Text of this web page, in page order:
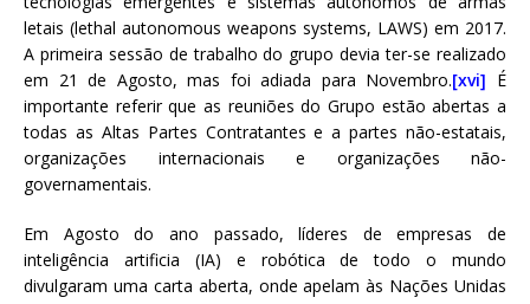
letais (lethal autonomous weapons systems, LAWS) em 2017.
A primeira sessão de trabalho do grupo devia ter-se realizado
em 21 de Agosto, mas foi adiada para Novembro.[xvi] É
importante referir que as reuniões do Grupo estão abertas a
todas as Altas Partes Contratantes e a partes não-estatais,
organizações internacionais e organizações não-
governamentais.
Em Agosto do ano passado, líderes de empresas de
inteligência artificia (IA) e robótica de todo o mundo
divulgaram uma carta aberta, onde apelam às Nações Unidas